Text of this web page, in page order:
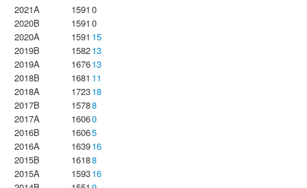
2021A
1591 0
2020B
1591 0
2020A
1591 15
2019B
158213
2019A
167613
2018B
1681 11
2018A
172318
2017B
15788
2017A
16060
2016B
16065
2016A
163916
2015B
16188
2015A
159316